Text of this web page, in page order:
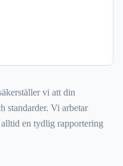
vi att din
standarder. Vi arbetar
en tydlig rapportering